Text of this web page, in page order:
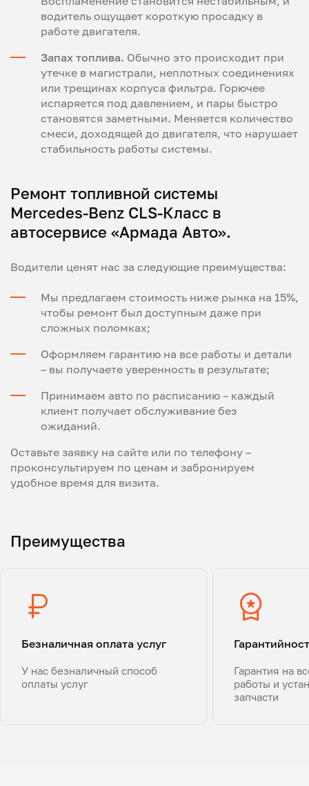
водитель ощущает короткую просадку в
работе двигателя.
Запах топлива. Обычно это происходит при
утечке в магистрали, неплотных соединениях
или трещинах корпуса фильтра. Горючее
испаряется под давлением, и пары быстро
становятся заметными. Меняется количество
смеси, доходящей до двигателя, что нарушает
стабильность работы системы.
Ремонт топливной системы
Mercedes-Benz CLS-Класс в
автосервисе «Армада Авто».
Водители ценят нас за следующие преимущества:
Мы предлагаем стоимость ниже рынка на 15%,
чтобы ремонт был доступным даже при
сложных поломках;
Оформляем гарантию на все работы и детали
– вы получаете уверенность в результате;
Принимаем авто по расписанию – каждый
клиент получает обслуживание без
ожиданий.
Оставьте заявку на сайте или по телефону –
проконсультируем по ценам и забронируем
удобное время для визита.
Преимущества
Безналичная оплата услуг
У нас безналичный способ
оплаты услуг
Гарантия на
работы и
запчасти